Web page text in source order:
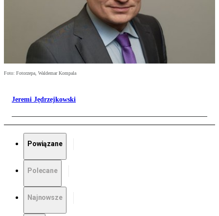
Foto: Fotorzepa, Waldemar Kompala
Jeremi Jędrzejkowski
Powiązane
Polecane
Najnowsze